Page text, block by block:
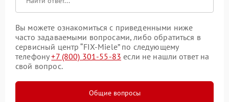
Вы можете ознакомиться с приведенными ниже
часто задаваемыми вопросами, либо обратиться в
сервисный центр “FIX-Miele” по следующему
телефону+7 (800) 301-55-83 если не нашли ответ на
свой вопрос.
Общие вопросы